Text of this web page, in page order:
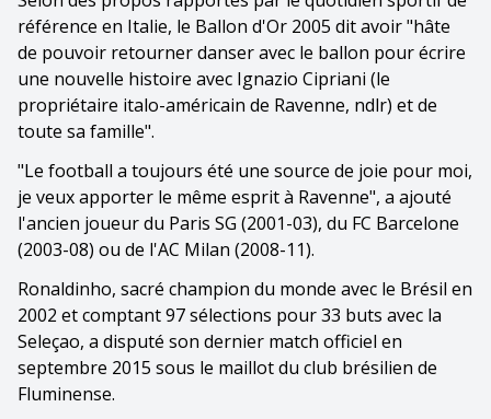
référence en Italie, le Ballon d'Or 2005 dit avoir "hâte
de pouvoir retourner danser avec le ballon pour écrire
une nouvelle histoire avec Ignazio Cipriani (le
propriétaire italo-américain de Ravenne, ndlr) et de
toute sa famille".
"Le football a toujours été une source de joie pour moi,
je veux apporter le même esprit à Ravenne", a ajouté
l'ancien joueur du Paris SG (2001-03), du FC Barcelone
(2003-08) ou de l'AC Milan (2008-11).
Ronaldinho, sacré champion du monde avec le Brésil en
2002 et comptant 97 sélections pour 33 buts avec la
Seleçao, a disputé son dernier match officiel en
septembre 2015 sous le maillot du club brésilien de
Fluminense.